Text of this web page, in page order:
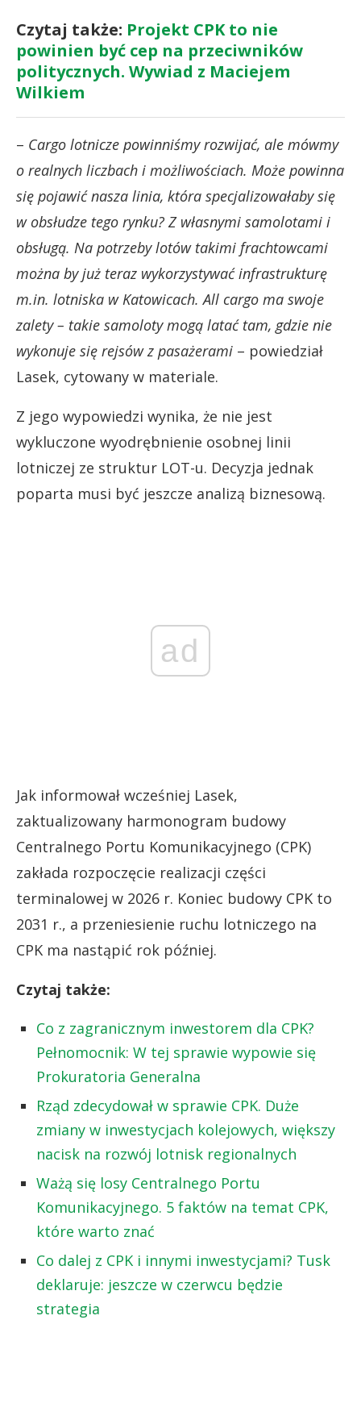
Czytaj także: Projekt CPK to nie
powinien być cep na przeciwników
politycznych. Wywiad z Maciejem
Wilkiem
– Cargo lotnicze powinniśmy rozwijać, ale mówmy
o realnych liczbach i możliwościach. Może powinna
się pojawić nasza linia, która specjalizowałaby się
w obsłudze tego rynku? Z własnymi samolotami i
obsługą. Na potrzeby lotów takimi frachtowcami
można by już teraz wykorzystywać infrastrukturę
m.in. lotniska w Katowicach. All cargo ma swoje
zalety – takie samoloty mogą latać tam, gdzie nie
wykonuje się rejsów z pasażerami – powiedział
Lasek, cytowany w materiale.
Z jego wypowiedzi wynika, że nie jest
wykluczone wyodrębnienie osobnej linii
lotniczej ze struktur LOT-u. Decyzja jednak
poparta musi być jeszcze analizą biznesową.
ad
Jak informował wcześniej Lasek,
zaktualizowany harmonogram budowy
Centralnego Portu Komunikacyjnego (CPK)
zakłada rozpoczęcie realizacji części
terminalowej w 2026 r. Koniec budowy CPK to
2031 r., a przeniesienie ruchu lotniczego na
CPK ma nastąpić rok później.
Czytaj także:
Co z zagranicznym inwestorem dla CPK?
Pełnomocnik: W tej sprawie wypowie się
Prokuratoria Generalna
Rząd zdecydował w sprawie CPK. Duże
zmiany w inwestycjach kolejowych, większy
nacisk na rozwój lotnisk regionalnych
Ważą się losy Centralnego Portu
Komunikacyjnego. 5 faktów na temat CPK,
które warto znać
Co dalej z CPK i innymi inwestycjami? Tusk
deklaruje: jeszcze w czerwcu będzie
strategia